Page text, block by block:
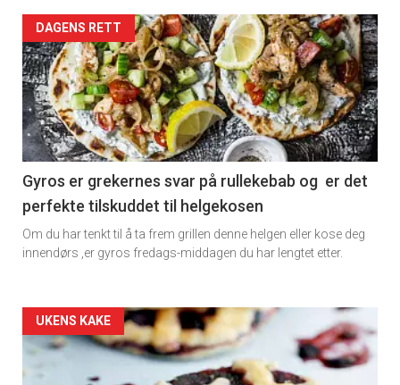
Artikler
detail
-
section
11
DAGENS RETT
Gyros er grekernes svar på rullekebab og er det
perfekte tilskuddet til helgekosen
Om du har tenkt til å ta frem grillen denne helgen eller kose deg
innendørs ,er gyros fredags-middagen du har lengtet etter.
Artikler
detail
UKENS KAKE